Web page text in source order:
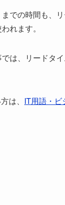
での時間も、
れます。
は、リードタ
は、 IT用語・ビ